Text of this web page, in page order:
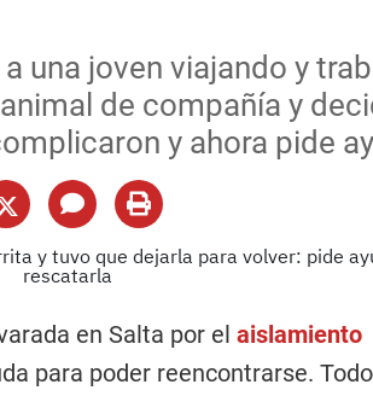
una joven viajando y
de compañía y
y ahora pide
en Salta por el aislamiento
para poder reencontrarse. Todo